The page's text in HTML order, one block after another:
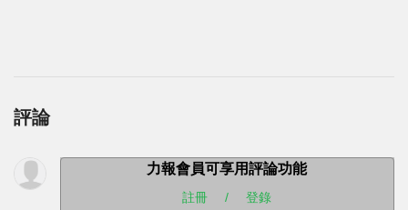
評論
力報會員可享用評論功能
註冊 / 登錄